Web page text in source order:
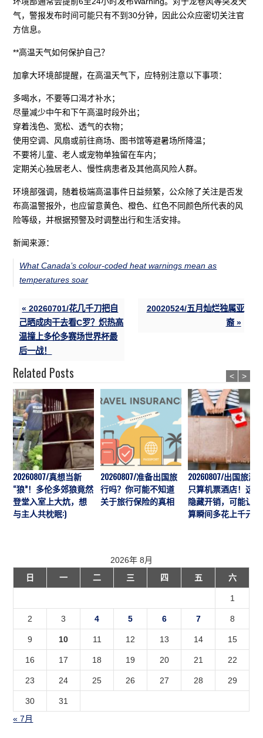
气，警报发布时间可能只有不到30分钟，因此公众应密切关注官
方信息。
**高温天气如何保护自己？
加拿大环境部提醒，在高温天气下，应特别注意以下事项：
多喝水，不要等口渴才补水；
尽量减少中午和下午高温时段外出；
穿着浅色、宽松、透气的衣物；
使用空调、风扇或前往商场、图书馆等避暑场所降温；
不要将儿童、老人或宠物单独留在车内；
定期关心独居老人、慢性病患者及其他高风险人群。
环境部强调，随着极端高温事件日益频繁，公众除了关注是否发
布高温警报外，也应留意黄色、橙色、红色不同颜色所代表的风
险等级，并根据预警及时调整出行和生活安排。
新闻来源：
What Canada’s colour-coded heat warnings mean as
temperatures soar
« 20260701/花几千刀把自
己晒成肉干去看C罗？炽热高
温撞上多伦多赛场世界杯最
后一战！
20020524/五月灿烂独属亚
裔 »
Related Posts
20260807/真想当新
“狼”！多伦多郊狼竟然
登堂入室上大炕，想
与主人共枕眠:)
20260807/准备出国旅
行吗？你可能不知道
关于旅行保险的真相
20260807/出国旅游
只算机票酒店！这7
隐藏开销，可能让预
算瞬间多花上千元
< >
2026年 8月
日
一 二 三 四 五 六
1
2 3 4 5 6 7 8
9 10 11 12 13 14 15
16 17 18 19 20 21 22
23 24 25 26 27 28 29
30
31
« 7月